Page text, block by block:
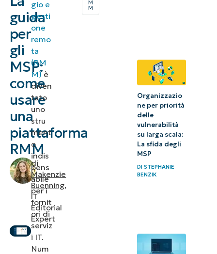
guida
per
gli
MSP:
come
usare
una
piattaforma
RMM
di
Makenzie
Buenning,
IT
Editorial
Expert
degli RMM?
funzionano
le soluzioni
La
gio e
gesti
one
remo
ta
(RM
M)è
diven
tato
uno
stru
ment
o
indis
pens
abile
per i
fornit
ori di
serviz
i IT.
Num
M
M
Organizzazio
ne per priorità
delle
vulnerabilità
su larga scala:
La sfida degli
MSP
DI STEPHANIE
BENZIK